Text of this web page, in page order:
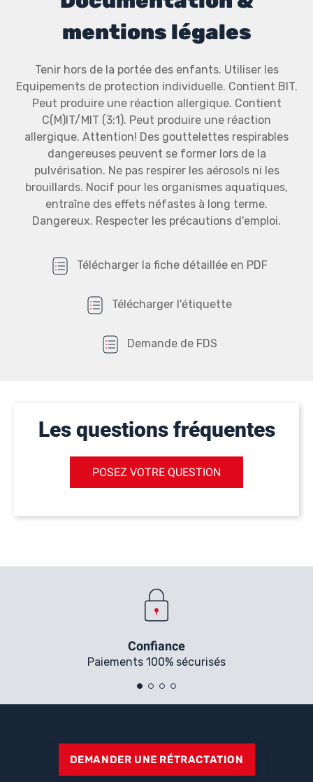
mentions légales
Tenir hors de la portée des enfants. Utiliser les
Equipements de protection individuelle. Contient BIT.
Peut produire une réaction allergique. Contient
C(M)IT/MIT (3:1). Peut produire une réaction
allergique. Attention! Des gouttelettes respirables
dangereuses peuvent se former lors de la
pulvérisation. Ne pas respirer les aérosols ni les
brouillards. Nocif pour les organismes aquatiques,
entraîne des effets néfastes à long terme.
Dangereux. Respecter les précautions d'emploi.
Télécharger la fiche détaillée en PDF
Télécharger l'étiquette
Demande de FDS
Les questions fréquentes
POSEZ VOTRE QUESTION
Confiance
Paiements 100% sécurisés
DEMANDER UNE RÉTRACTATION